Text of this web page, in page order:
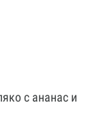
с ананас и